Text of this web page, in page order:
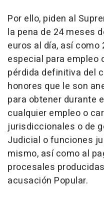
Por ello, piden al
la pena de 24 meses
euros al día, así
especial para empleo
pérdida definitiva del
honores que le son
para obtener durante
cualquier empleo o
jurisdiccionales o de
Judicial o funciones
mismo, así como al
procesales
acusación Popular.